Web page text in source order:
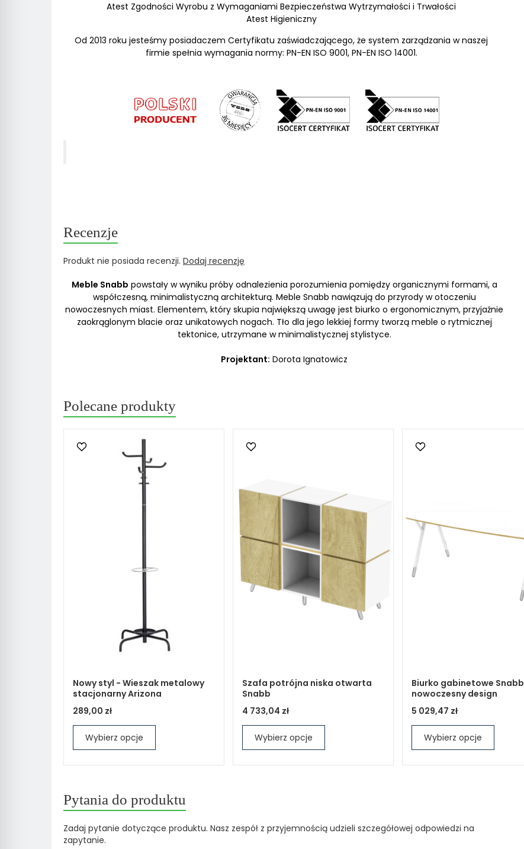
Atest Zgodności Wyrobu z Wymaganiami Bezpieczeństwa Wytrzymałości i Trwałości
Atest Higieniczny
Od 2013 roku jesteśmy posiadaczem Certyfikatu zaświadczającego, że system zarządzania w naszej
firmie spełnia wymagania normy: PN-EN ISO 9001, PN-EN ISO 14001.
Recenzje
Produkt nie posiada recenzji. Dodaj recenzję
Meble Snabb powstały w wyniku próby odnalezienia porozumienia pomiędzy organicznymi formami, a
współczesną, minimalistyczną architekturą. Meble Snabb nawiązują do przyrody w otoczeniu
nowoczesnych miast. Elementem, który skupia największą uwagę jest biurko o ergonomicznym, przyjaźnie
zaokrąglonym blacie oraz unikatowych nogach. Tło dla jego lekkiej formy tworzą meble o rytmicznej
tektonice, utrzymane w minimalistycznej stylistyce.
Projektant: Dorota Ignatowicz
Polecane produkty
Nowy styl - Wieszak metalowy
stacjonarny Arizona
289,00 zł
Wybierz opcje
Szafa potrójna niska otwarta
Snabb
4 733,04 zł
Wybierz opcje
Biurko gabinetowe Snabb
nowoczesny design
5 029,47 zł
Wybierz opcje
Pytania do produktu
Zadaj pytanie dotyczące produktu. Nasz zespół z przyjemnością udzieli szczegółowej odpowiedzi na
zapytanie.